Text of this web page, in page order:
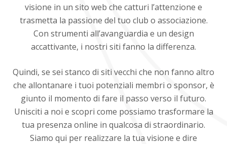
visione in un sito web che catturi l’attenzione e
trasmetta la passione del tuo club o associazione.
Con strumenti all’avanguardia e un design
accattivante, i nostri siti fanno la differenza.
Quindi, se sei stanco di siti vecchi che non fanno altro
che allontanare i tuoi potenziali membri o sponsor, è
giunto il momento di fare il passo verso il futuro.
Unisciti a noi e scopri come possiamo trasformare la
tua presenza online in qualcosa di straordinario.
Siamo qui per realizzare la tua visione e dire